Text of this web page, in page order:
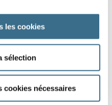
les cookies
sélection
cookies nécessaires